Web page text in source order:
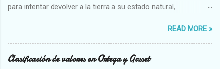
para intentar devolver a la tierra a su estado natural,
READ MORE »
Clasificación de valores en Ortega y Gasset